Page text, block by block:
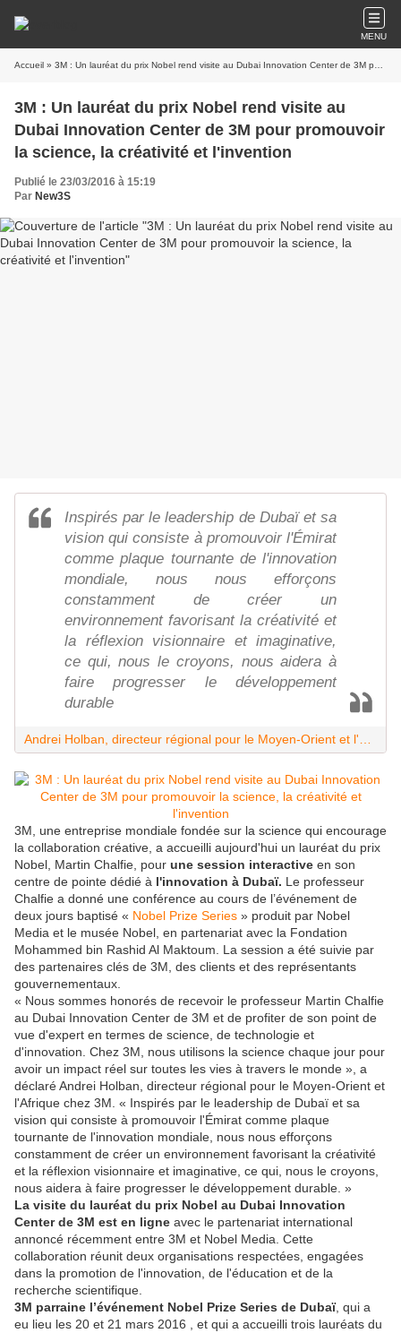
MENU
Accueil » 3M : Un lauréat du prix Nobel rend visite au Dubai Innovation Center de 3M pour promouvoir la science, la créativité et l'invention
3M : Un lauréat du prix Nobel rend visite au
Dubai Innovation Center de 3M pour promouvoir
la science, la créativité et l'invention
Publié le 23/03/2016 à 15:19
Par New3S
Inspirés par le leadership de Dubaï et sa
vision qui consiste à promouvoir l'Émirat
comme plaque tournante de l'innovation
mondiale, nous nous efforçons
constamment de créer un
environnement favorisant la créativité et
la réflexion visionnaire et imaginative,
ce qui, nous le croyons, nous aidera à
faire progresser le développement
durable
3M, une entreprise mondiale fondée sur la science qui encourage
la collaboration créative, a accueilli aujourd'hui un lauréat du prix
Nobel, Martin Chalfie, pour une session interactive en son
centre de pointe dédié à l'innovation à Dubaï. Le professeur
Chalfie a donné une conférence au cours de l’événement de
deux jours baptisé « Nobel Prize Series » produit par Nobel
Media et le musée Nobel, en partenariat avec la Fondation
Mohammed bin Rashid Al Maktoum. La session a été suivie par
des partenaires clés de 3M, des clients et des représentants
gouvernementaux.
« Nous sommes honorés de recevoir le professeur Martin Chalfie
au Dubai Innovation Center de 3M et de profiter de son point de
vue d'expert en termes de science, de technologie et
d'innovation. Chez 3M, nous utilisons la science chaque jour pour
avoir un impact réel sur toutes les vies à travers le monde », a
déclaré Andrei Holban, directeur régional pour le Moyen-Orient et
l'Afrique chez 3M. « Inspirés par le leadership de Dubaï et sa
vision qui consiste à promouvoir l'Émirat comme plaque
tournante de l'innovation mondiale, nous nous efforçons
constamment de créer un environnement favorisant la créativité
et la réflexion visionnaire et imaginative, ce qui, nous le croyons,
nous aidera à faire progresser le développement durable. »
La visite du lauréat du prix Nobel au Dubai Innovation
Center de 3M est en ligne avec le partenariat international
annoncé récemment entre 3M et Nobel Media. Cette
collaboration réunit deux organisations respectées, engagées
dans la promotion de l'innovation, de l'éducation et de la
recherche scientifique.
3M parraine l’événement Nobel Prize Series de Dubaï, qui a
eu lieu les 20 et 21 mars 2016 , et qui a accueilli trois lauréats du